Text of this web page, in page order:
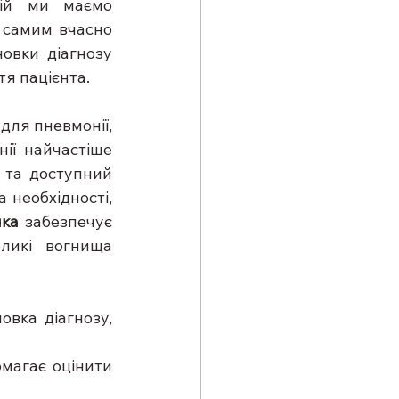
ми маємо
самим вчасно
діагнозу
пацієнта.
пневмонії,
найчастіше
та доступний
забезпечує
вогнища
діагнозу,
оцінити